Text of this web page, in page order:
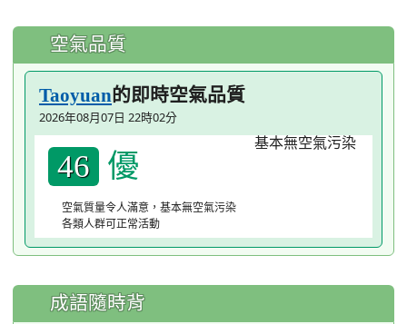
空氣品質
Taoyuan的即時空氣品質
2026年08月07日 22時02分
46 優
空氣質量令人滿意，基本無空氣污染
各類人群可正常活動
成語隨時背